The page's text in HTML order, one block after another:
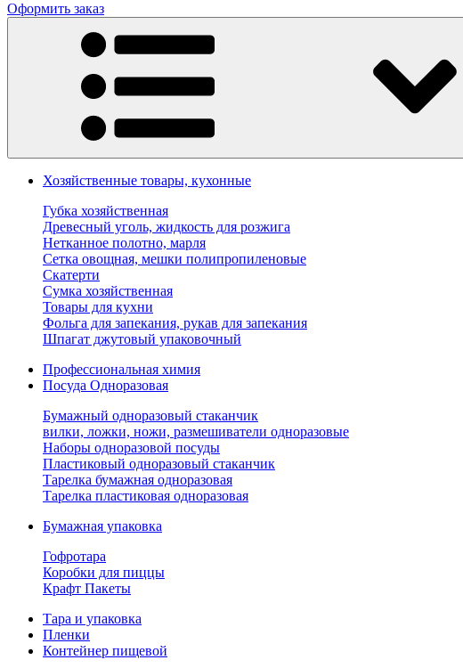
Оформить заказ
Хозяйственные товары, кухонные
Губка хозяйственная
Древесный уголь, жидкость для розжига
Нетканное полотно, марля
Сетка овощная, мешки полипропиленовые
Скатерти
Сумка хозяйственная
Товары для кухни
Фольга для запекания, рукав для запекания
Шпагат джутовый упаковочный
Профессиональная химия
Посуда Одноразовая
Бумажный одноразовый стаканчик
вилки, ложки, ножи, размешиватели одноразовые
Наборы одноразовой посуды
Пластиковый одноразовый стаканчик
Тарелка бумажная одноразовая
Тарелка пластиковая одноразовая
Бумажная упаковка
Гофротара
Коробки для пиццы
Крафт Пакеты
Тара и упаковка
Пленки
Контейнер пищевой